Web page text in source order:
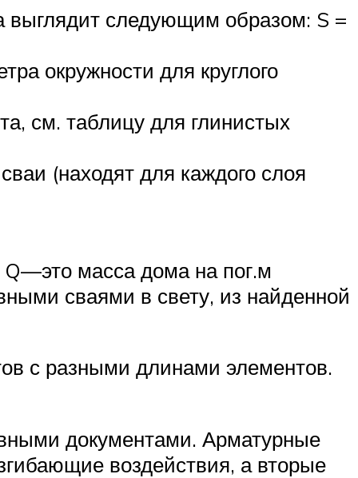
выглядит следующим образом: S =
окружности для круглого
см. таблицу для глинистых
(находят для каждого слоя
масса дома на пог.м
сваями в свету, из найденной
с разными длинами элементов.
документами. Арматурные
воздействия, а вторые